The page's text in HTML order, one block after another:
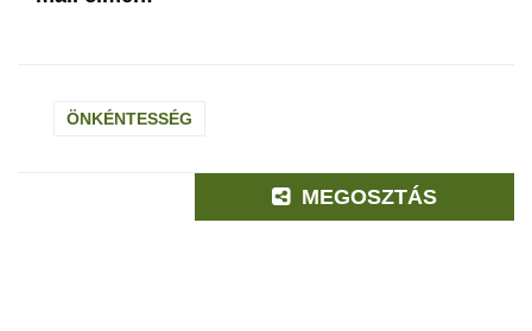
ÖNKÉNTESSÉG
MEGOSZTÁS